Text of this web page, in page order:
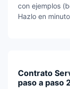
con ejemplos
Hazlo en
Contrato
paso a paso